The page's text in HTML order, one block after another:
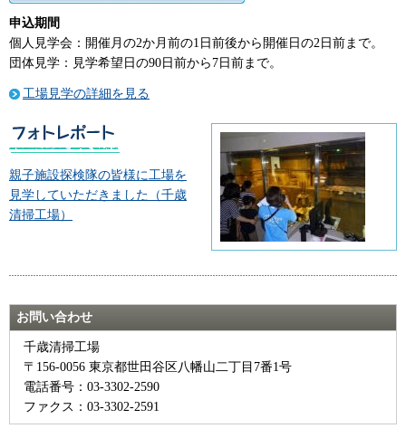
申込期間
個人見学会：開催月の2か月前の1日前後から開催日の2日前まで。
団体見学：見学希望日の90日前から7日前まで。
工場見学の詳細を見る
親子施設探検隊の皆様に工場を
見学していただきました（千歳
清掃工場）
お問い合わせ
千歳清掃工場
〒156-0056 東京都世田谷区八幡山二丁目7番1号
電話番号：03-3302-2590
ファクス：03-3302-2591